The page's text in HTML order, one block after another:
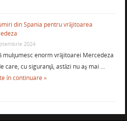
din Spania pentru vrăjitoarea
2024
mulţumesc enorm vrăjitoarei Mercedeza
care, cu siguranţă, astăzi nu aş mai …
în continuare »